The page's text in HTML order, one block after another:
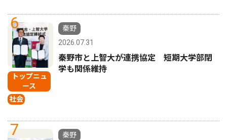
6
トップニュ
ース
社会
秦野
2026.07.31
秦野市と上智大が連携協定 短期大学部閉
学も関係維持
7
秦野